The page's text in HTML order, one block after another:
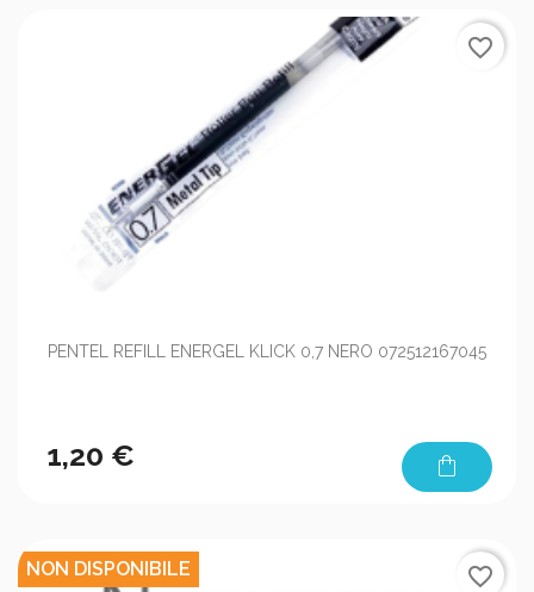
PENTEL REFILL ENERGEL KLICK 0,7 NERO 072512167045
1,20 € shopping_bag
favorite_border
NON DISPONIBILE favorite_border